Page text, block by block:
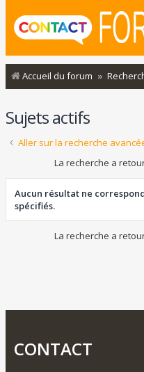
Accueil du forum
Sujets actifs
Aller sur la recherche
La recherche a
Aucun résultat ne
spécifiés.
La recherche a
CONTACT